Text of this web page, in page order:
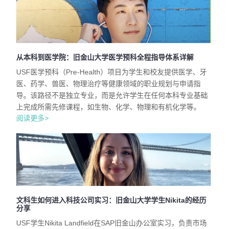
从本科到医学院：旧金山大学医学预科全程指导体系详解
USF医学预科（Pre-Health）项目为学生和校友提供医学、牙
医、药学、兽医、物理治疗等健康领域的职业规划与申请指
导。该路径不是独立专业，而是允许学生在任何本科专业基础
上完成所需先修课程，如生物、化学、物理和有机化学等。
阅读更多>
文科生如何进入科技公司实习：旧金山大学学生Nikita的经历
分享
USF学生Nikita Landfield在SAP旧金山办公室实习，负责市场